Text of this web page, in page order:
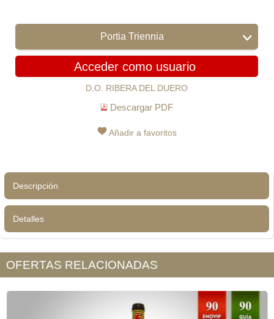
Portia Triennia
Acceder como usuario
D.O. RIBERA DEL DUERO
Descargar PDF
Añadir a favoritos
Descripción
Detalles
OFERTAS RELACIONADAS